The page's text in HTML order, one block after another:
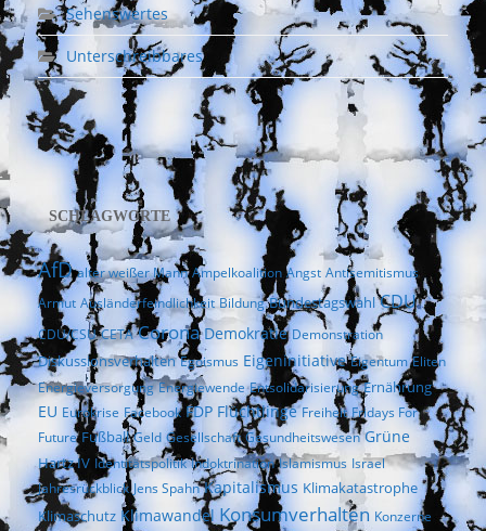
Sehenswertes
Unterschreibbares
SCHLAGWORTE
AfD alter weißer Mann Ampelkoalition Angst Antisemitismus
Armut Ausländerfeindlichkeit Bildung Bundestagswahl CDU
CDU/CSU CETA Corona Demokratie Demonstration
Diskussionsverhalten Egoismus Eigeninitiative Eigentum Eliten
Energieversorgung Energiewende Entsolidarisierung Ernährung
EU Eurokrise Facebook FDP Flüchtlinge Freiheit Fridays For
Future Fußball Geld Gesellschaft Gesundheitswesen Grüne
Hartz IV Identitätspolitik Indoktrination Islamismus Israel
Jahresrückblick Jens Spahn Kapitalismus Klimakatastrophe
Klimaschutz Klimawandel Konsumverhalten Konzerne